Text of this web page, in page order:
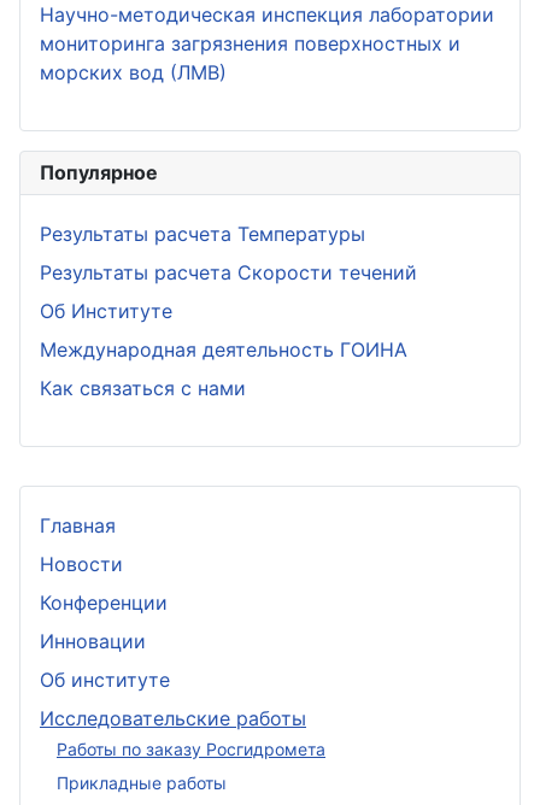
Главная
Новости
Конференции
Инновации
Об институте
Исследовательские работы
Работы по заказу Росгидромета
Прикладные работы
Научно-методическая инспекция лаборатории
мониторинга загрязнения поверхностных и
морских вод (ЛМВ)
Популярное
Результаты расчета Температуры
Результаты расчета Скорости течений
Об Институте
Международная деятельность ГОИНА
Как связаться с нами